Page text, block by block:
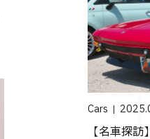
Cars
【名車探